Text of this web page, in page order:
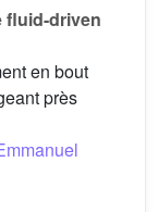
fluid-driven
en bout
près